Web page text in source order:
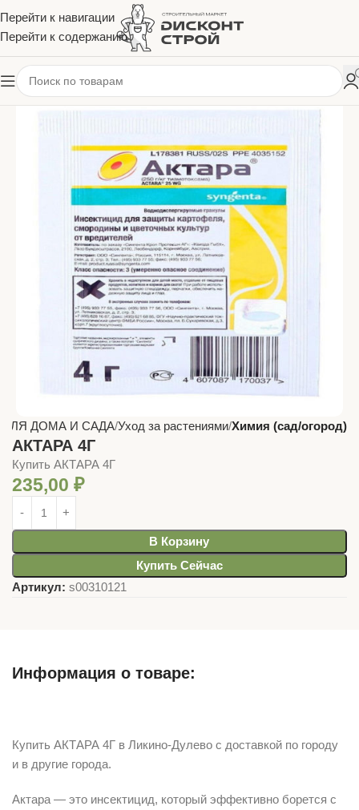
Перейти к навигации
Перейти к содержанию
ДОМА И САДА Уход за растениями Химия (сад/огород)
АКТАРА 4Г
Купить АКТАРА 4Г
235,00 ₽
В Корзину
Купить Сейчас
Артикул: s00310121
Информация о товаре:
Купить АКТАРА 4Г в Ликино-Дулево с доставкой по городу
и в другие города.
Актара — это инсектицид, который эффективно борется с